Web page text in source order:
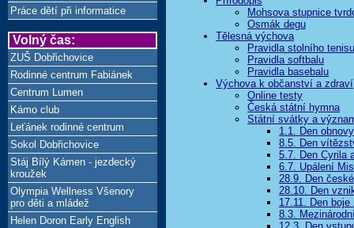
Mohsova stupnice
Osmák degu
Tělesná výchova
Pravidla stolního tenisu
Pravidla softbalu
Pravidla basebalu
Výchova k občanství a zdraví
Online testy
Česká státní hymna
Státní svátky a
1.1. Den
8.5. Den
5.7. Den Cyrila
6.7. Upálení
28.9. Den
28.10. Den
17.11. Den
8.3.
Práce dětí při informatice
Volný čas:
ZUŠ Dobřichovice
Rodinné centrum Fabiánek
Centrum Lumen
Kámo club
Leťánek rodinné centrum
Sokol Dobřichovice
Stáj Bílý Kámen - jezdecký
kroužek
Olympia Wellness Všenory
pro děti a mládež
Helen Doron Early English